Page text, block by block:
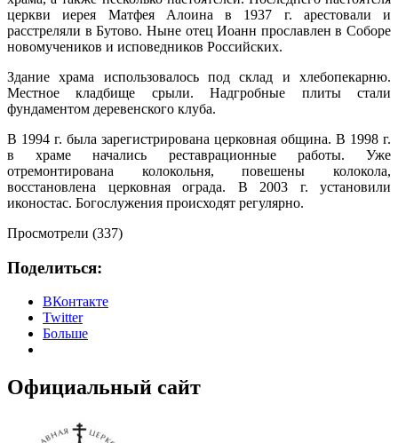
церкви иерея Матфея Алоина в 1937 г. арестовали и
расстреляли в Бутово. Ныне отец Иоанн прославлен в Соборе
новомучеников и исповедников Российских.
Здание храма использовалось под склад и хлебопекарню.
Местное кладбище срыли. Надгробные плиты стали
фундаментом деревенского клуба.
В 1994 г. была зарегистрирована церковная община. В 1998 г.
в храме начались реставрационные работы. Уже
отремонтирована колокольня, повешены колокола,
восстановлена церковная ограда. В 2003 г. установили
иконостас. Богослужения происходят регулярно.
Просмотрели (337)
Поделиться:
ВКонтакте
Twitter
Больше
Официальный сайт